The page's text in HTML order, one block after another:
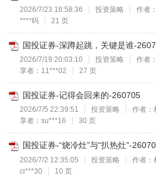
2026/7/23 18:58:36 投资策略 作者
****码
21 页
国投证券-深蹲起跳，关键是谁-
2026/7/19 20:03:10 投资策略 作者
享者：11***02
27 页
国投证券-记得会回来的-260705
2026/7/5 22:39:51 投资策略 作者：
享者：su***16
30 页
国投证券-“烧冷灶”与“扒热灶”-
2026/7/2 12:35:05 投资策略 作者：
ci***30
10 页